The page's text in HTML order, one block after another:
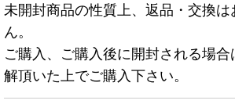
未開封商品の性質上、返品・交換
ん。
ご購入、ご購入後に開封される場
解頂いた上でご購入下さい。